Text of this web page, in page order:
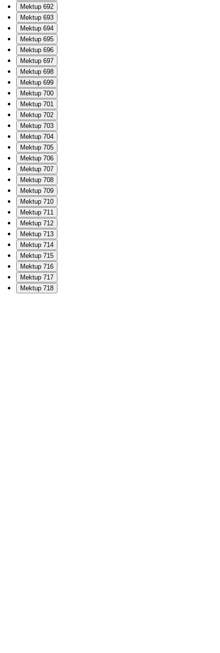
Mektup 692
Mektup 693
Mektup 694
Mektup 695
Mektup 696
Mektup 697
Mektup 698
Mektup 699
Mektup 700
Mektup 701
Mektup 702
Mektup 703
Mektup 704
Mektup 705
Mektup 706
Mektup 707
Mektup 708
Mektup 709
Mektup 710
Mektup 711
Mektup 712
Mektup 713
Mektup 714
Mektup 715
Mektup 716
Mektup 717
Mektup 718